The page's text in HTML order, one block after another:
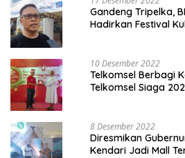
Gandeng Tripelka,
Hadirkan Festival
10 Desember 2022
Telkomsel Berbagi
Telkomsel Siaga
8 Desember 2022
Diresmikan
Kendari Jadi Mall